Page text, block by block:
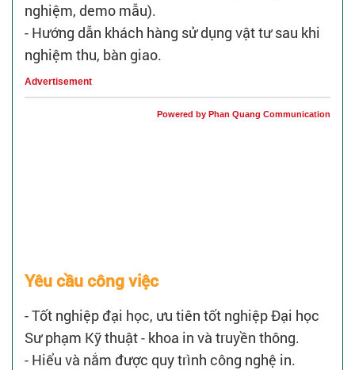
nghiệm, demo mẫu).
- Hướng dẫn khách hàng sử dụng vật tư sau khi
nghiệm thu, bàn giao.
Advertisement
Powered by Phan Quang Communication
Yêu cầu công việc
- Tốt nghiệp đại học, ưu tiên tốt nghiệp Đại học
Sư phạm Kỹ thuật - khoa in và truyền thông.
- Hiểu và nắm được quy trình công nghệ in.